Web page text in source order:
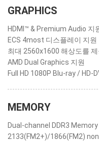
GRAPHICS
HDMI™ & Premium Audio 지
ECS 4most 디스플레이 지원
최대 2560x1600 해상도를
AMD Dual Graphics 지원
Full HD 1080P Blu-ray / HD-
MEMORY
Dual-channel DDR3
2133(FM2+)/1866(FM2)